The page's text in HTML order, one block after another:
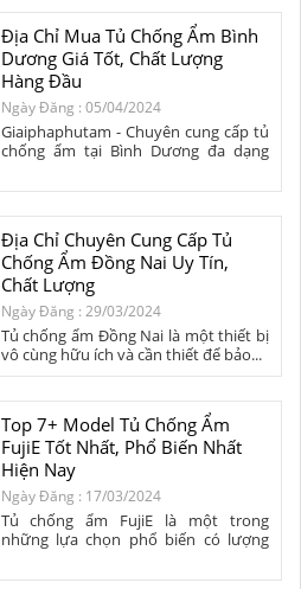
Địa Chỉ Mua Tủ Chống Ẩm Bình
Dương Giá Tốt, Chất Lượng
Hàng Đầu
Ngày Đăng : 05/04/2024
Giaiphaphutam - Chuyên cung cấp tủ
chống ẩm tại Bình Dương đa dạng
Địa Chỉ Chuyên Cung Cấp Tủ
Chống Ẩm Đồng Nai Uy Tín,
Chất Lượng
Ngày Đăng : 29/03/2024
Tủ chống ẩm Đồng Nai là một thiết bị
vô cùng hữu ích và cần thiết để bảo...
Top 7+ Model Tủ Chống Ẩm
FujiE Tốt Nhất, Phổ Biến Nhất
Hiện Nay
Ngày Đăng : 17/03/2024
Tủ chống ẩm FujiE là một trong
những lựa chọn phổ biến có lượng